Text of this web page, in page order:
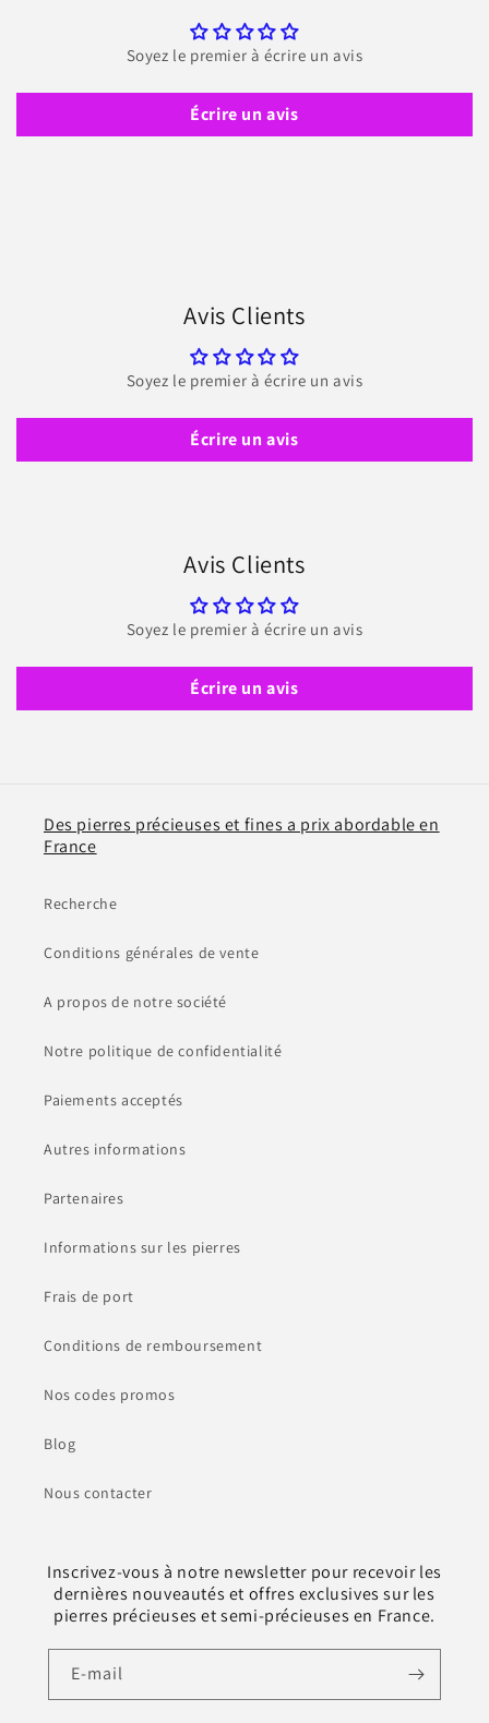
Soyez le premier à écrire un avis
Écrire un avis
Avis Clients
Soyez le premier à écrire un avis
Écrire un avis
Avis Clients
Soyez le premier à écrire un avis
Écrire un avis
Des pierres précieuses et fines a prix abordable en
France
Recherche
Conditions générales de vente
A propos de notre société
Notre politique de confidentialité
Paiements acceptés
Autres informations
Partenaires
Informations sur les pierres
Frais de port
Conditions de remboursement
Nos codes promos
Blog
Nous contacter
Inscrivez-vous à notre newsletter pour recevoir les
dernières nouveautés et offres exclusives sur les
pierres précieuses et semi-précieuses en France.
E-mail